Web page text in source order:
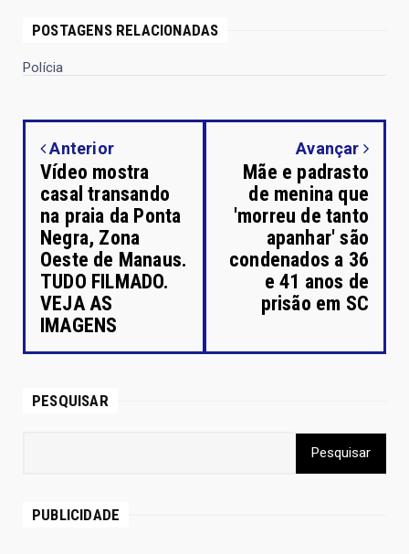
POSTAGENS RELACIONADAS
Polícia
Anterior
Vídeo mostra
casal transando
na praia da Ponta
Negra, Zona
Oeste de Manaus.
TUDO FILMADO.
VEJA AS
IMAGENS
Avançar
Mãe e padrasto
de menina que
'morreu de tanto
apanhar' são
condenados a 36
e 41 anos de
prisão em SC
PESQUISAR
PUBLICIDADE